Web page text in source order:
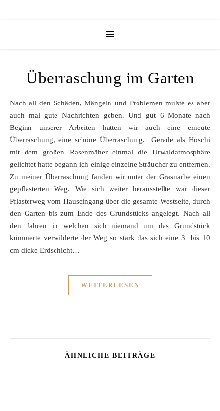
Überraschung im Garten
Nach all den Schäden, Mängeln und Problemen mußte es aber
auch mal gute Nachrichten geben. Und gut 6 Monate nach
Beginn unserer Arbeiten hatten wir auch eine erneute
Überraschung, eine schöne Überraschung. Gerade als Hoschi
mit dem großen Rasenmäher einmal die Urwaldatmosphäre
gelichtet hatte begann ich einige einzelne Sträucher zu entfernen.
Zu meiner Überraschung fanden wir unter der Grasnarbe einen
gepflasterten Weg. Wie sich weiter herausstellte war dieser
Pflasterweg vom Hauseingang über die gesamte Westseite, durch
den Garten bis zum Ende des Grundstücks angelegt. Nach all
den Jahren in welchen sich niemand um das Grundstück
kümmerte verwilderte der Weg so stark das sich eine 3 bis 10
cm dicke Erdschicht…
WEITERLESEN
ÄHNLICHE BEITRÄGE